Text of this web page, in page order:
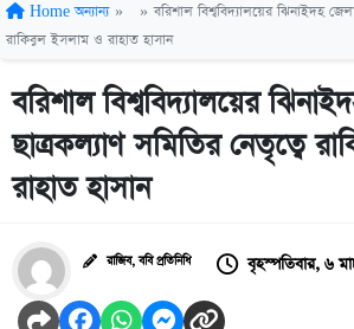
Home অন্যান্য » » বরিশাল বিশ্ববিদ্যালয়ের ঝিনাইদহ
রাকিবুল ইসলাম ও রাহাত হাসান
বরিশাল বিশ্ববিদ্যালয়ের
ছাত্রকল্যাণ সমিতির নেতৃত্বে
রাহাত হাসান
রাজিব, ববি প্রতিনিধি বৃহস্পতিবার, ৬